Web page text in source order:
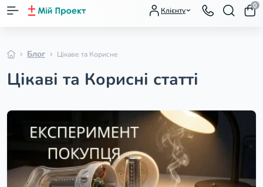
Клієнту
0
Блог Цікаве та Корисне
Цікаві та Корисні статті